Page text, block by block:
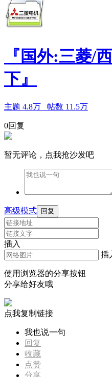
『国外:三菱/
下』
主题 4.8万 帖数 11.5万
0回复
暂无评论，点我抢沙发吧
高级模式 回复
插入
插
使用浏览器的分享按钮
分享给好友哦
点我复制链接
我也说一句
回复
收藏
点赞
分享